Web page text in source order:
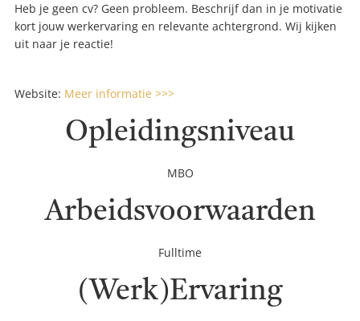
Heb je geen cv? Geen probleem. Beschrijf dan in je motivatie
kort jouw werkervaring en relevante achtergrond. Wij kijken
uit naar je reactie!
Website: Meer informatie >>>
Opleidingsniveau
MBO
Arbeidsvoorwaarden
Fulltime
(Werk)Ervaring